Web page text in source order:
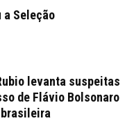
a Seleção
levanta suspeitas
de Flávio Bolsonaro